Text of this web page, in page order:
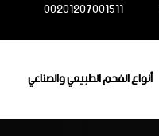
00201207001511
أنواع الفحم الطبيعي والصناعي